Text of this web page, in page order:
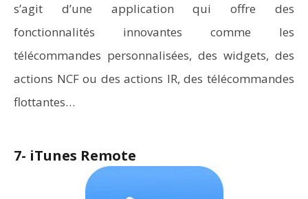
s’agit d’une application qui offre des
fonctionnalités innovantes comme les
télécommandes personnalisées, des widgets, des
actions NCF ou des actions IR, des télécommandes
flottantes…
7- iTunes Remote